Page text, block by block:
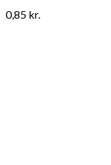
0,85 kr.